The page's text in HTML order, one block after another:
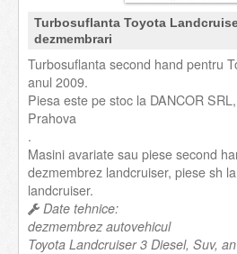
Turbosuflanta Toyota
dezmembrari
Turbosuflanta second hand pentru
anul 2009.
Piesa este pe stoc la DANCOR
Prahova
.
Masini avariate sau piese second
dezmembrez landcruiser, piese sh
landcruiser.
Date tehnice:
dezmembrez autovehicul
Toyota Landcruiser 3 Diesel, Suv,